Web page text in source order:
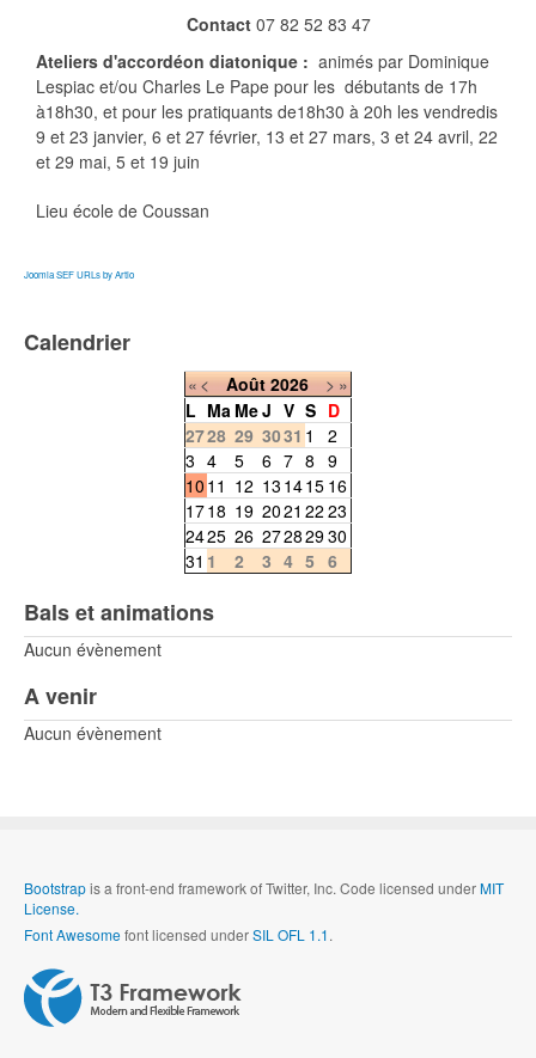
Contact07 82 52 83 47
Ateliers d'accordéon diatonique : animés par Dominique
Lespiac et/ou Charles Le Pape pour les débutants de 17h
à18h30, et pour les pratiquants de18h30 à 20h les vendredis
9 et 23 janvier, 6 et 27 février, 13 et 27 mars, 3 et 24 avril, 22
et 29 mai, 5 et 19 juin
Lieu école de Coussan
Joomla SEF URLs by Artio
Calendrier
«< Août 2026 >»
L Ma MeJ V S D
2728 29 3031 1
2
3 4 5 6 7 8 9
10 11 12 13 1415 16
1718 19 2021 22 23
2425 26 27282930
31 1 2 3 4 5 6
Bals et animations
Aucun évènement
A venir
Aucun évènement
Bootstrapis a front-end framework of Twitter, Inc. Code licensed underMIT
License.
Font Awesomefont licensed underSIL OFL 1.1.